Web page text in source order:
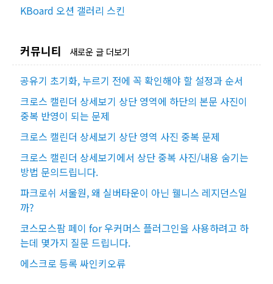
KBoard 오션 갤러리 스킨
커뮤니티 새로운 글 더보기
공유기 초기화, 누르기 전에 꼭 확인해야 할 설정과 순서
크로스 캘린더 상세보기 상단 영역에 하단의 본문 사진이
중복 반영이 되는 문제
크로스 캘린더 상세보기 상단 영역 사진 중복 문제
크로스 캘린더 상세보기에서 상단 중복 사진/내용 숨기는
방법 문의드립니다.
파크로쉬 서울원, 왜 실버타운이 아닌 웰니스 레지던스일
까?
코스모스팜 페이 for 우커머스 플러그인을 사용하려고 하
는데 몇가지 질문 드립니다.
에스크로 등록 싸인키오류